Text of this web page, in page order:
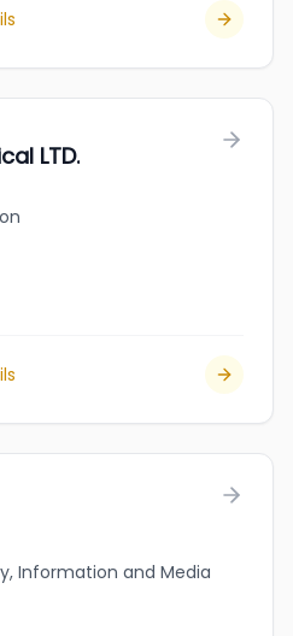
LTD.
Information and Media